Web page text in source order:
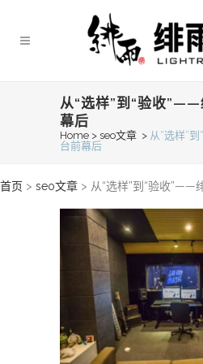
从“选样”到“验收
幕后
Home > seo文章 > 从“选样”
台前幕后
首页 > seo文章 > 从“选样”到“验收”——